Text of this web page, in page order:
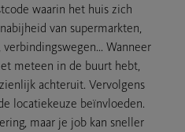
waarin het huis zich
van supermarkten,
verbindingswegen… Wanneer
meteen in de buurt hebt,
achteruit. Vervolgens
locatiekeuze beïnvloeden.
maar je job kan sneller